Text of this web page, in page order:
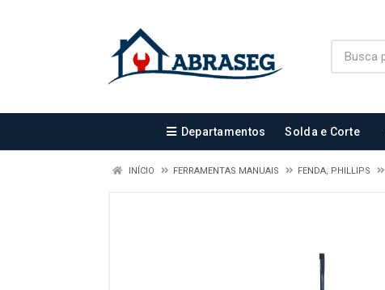
Departamentos Solda e Corte
INÍCIO FERRAMENTAS MANUAIS FENDA, PHILLIPS